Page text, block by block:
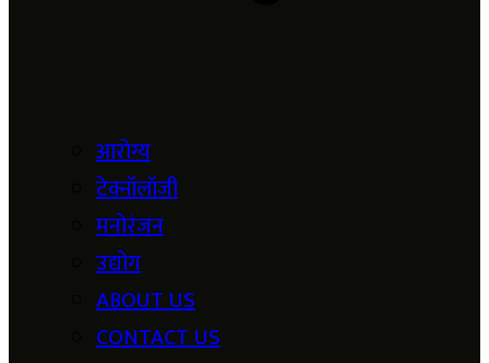
आरोग्य
टेक्नॉलॉजी
मनोरंजन
उद्योग
ABOUT US
CONTACT US